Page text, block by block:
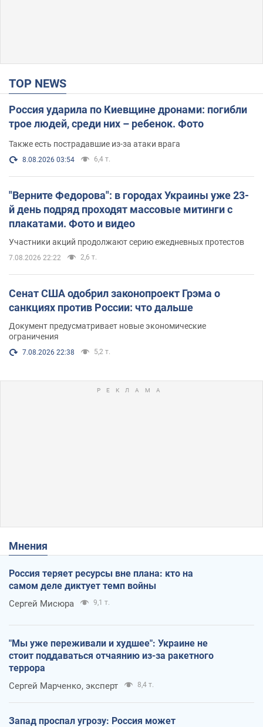
TOP NEWS
Россия ударила по Киевщине дронами: погибли
трое людей, среди них – ребенок. Фото
Также есть пострадавшие из-за атаки врага
8.08.2026 03:54 6,4 т.
"Верните Федорова": в городах Украины уже 23-
й день подряд проходят массовые митинги с
плакатами. Фото и видео
Участники акций продолжают серию ежедневных протестов
7.08.2026 22:22 2,6 т.
Сенат США одобрил законопроект Грэма о
санкциях против России: что дальше
Документ предусматривает новые экономические
ограничения
7.08.2026 22:38 5,2 т.
Мнения
Россия теряет ресурсы вне плана: кто на
самом деле диктует темп войны
Сергей Мисюра 9,1 т.
"Мы уже переживали и худшее": Украине не
стоит поддаваться отчаянию из-за ракетного
террора
Сергей Марченко, эксперт 8,4 т.
Запад проспал угрозу: Россия может